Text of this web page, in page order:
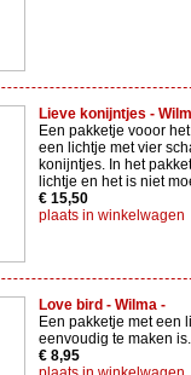
Lieve konijntjes -
Een pakketje vooor
een lichtje met vier
konijntjes. In het
lichtje en het is niet
€ 15,50
plaats in winkelwagen
Love bird - Wilma -
Een pakketje met een
eenvoudig te maken is.
€ 8,95